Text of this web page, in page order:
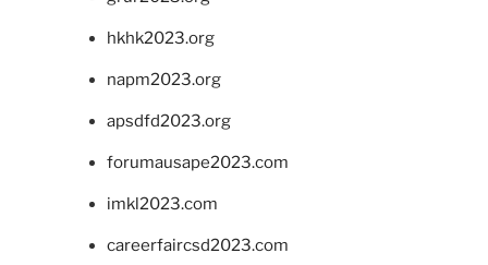
hkhk2023.org
napm2023.org
apsdfd2023.org
forumausape2023.com
imkl2023.com
careerfaircsd2023.com